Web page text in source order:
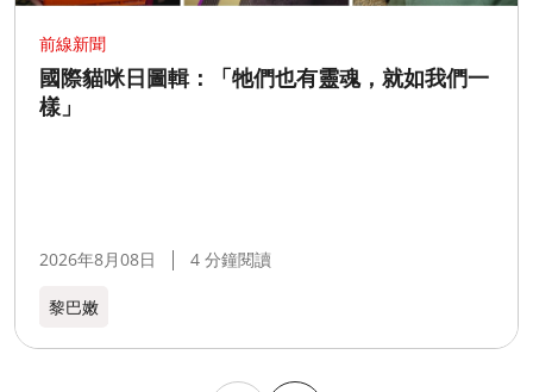
前線新聞
國際貓咪日圖輯：「牠們也有靈魂，就如我們一
樣」
2026年8月08日 4 分鐘閱讀
黎巴嫩​